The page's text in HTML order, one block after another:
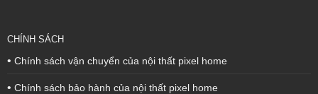
CHÍNH SÁCH
• Chính sách vận chuyển của nội thất pixel home
• Chính sách bảo hành của nội thất pixel home